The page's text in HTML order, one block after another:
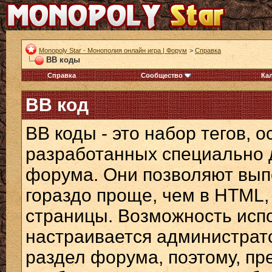
Monopoly Star - Монополия онлайн игра | Форум > Справка
BB коды
Справка Сообщество
BB код
BB коды - это набор тегов,
разработанных
форума. Они позволяют
гораздо проще, чем в
страницы. Возможность
настраивается
раздел форума, поэтому,